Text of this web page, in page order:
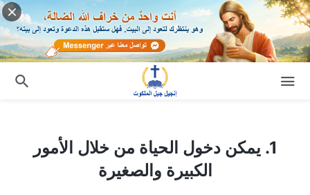
1. يمكن دخول الحياة من خلال الأمور
الكبيرة والصغيرة